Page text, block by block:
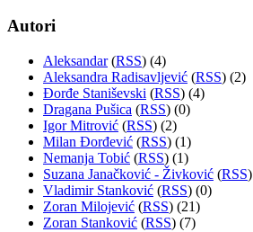
Autori
Aleksandar(RSS) (4)
Aleksandra Radisavljević (RSS) (2)
Đorđe Staniševski (RSS) (4)
Dragana Pušica (RSS) (0)
Igor Mitrović (RSS) (2)
Milan Đorđević (RSS) (1)
Nemanja Tobić (RSS) (1)
Suzana Janačković - Živković (RSS
Vladimir Stanković (RSS) (0)
Zoran Milojević (RSS) (21)
Zoran Stanković (RSS) (7)